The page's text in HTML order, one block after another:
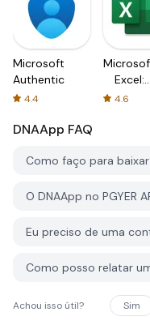
Microsoft
Authenticator
4.4
Excel:
4.6
DNAApp FAQ
Como faço para baixar
O DNAApp no PGYER
Achou isso útil? Sim